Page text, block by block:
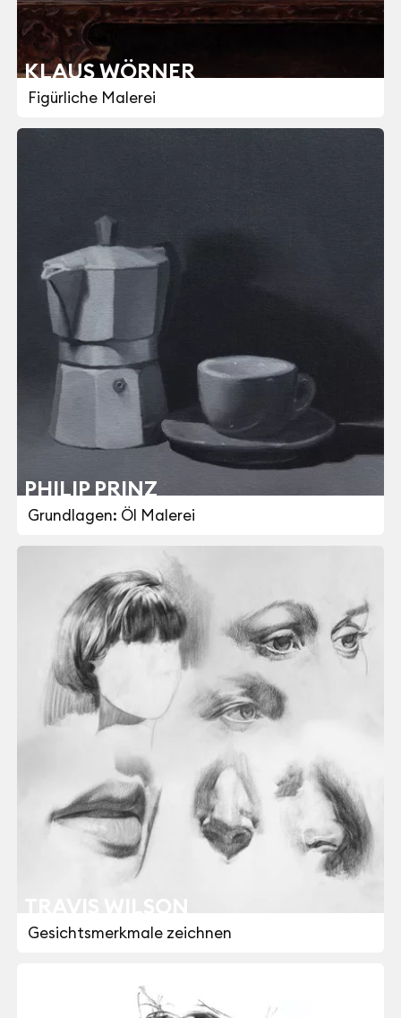
KLAUS WÖRNER
Figürliche Malerei
PHILIP PRINZ
Grundlagen: Öl Malerei
TRAVIS WILSON
Gesichtsmerkmale zeichnen